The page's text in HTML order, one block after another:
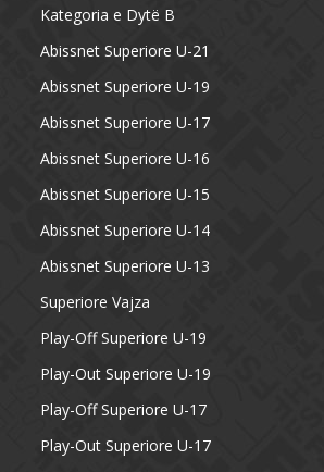
Kategoria e Dytë B
Abissnet Superiore U-21
Abissnet Superiore U-19
Abissnet Superiore U-17
Abissnet Superiore U-16
Abissnet Superiore U-15
Abissnet Superiore U-14
Abissnet Superiore U-13
Superiore Vajza
Play-Off Superiore U-19
Play-Out Superiore U-19
Play-Off Superiore U-17
Play-Out Superiore U-17